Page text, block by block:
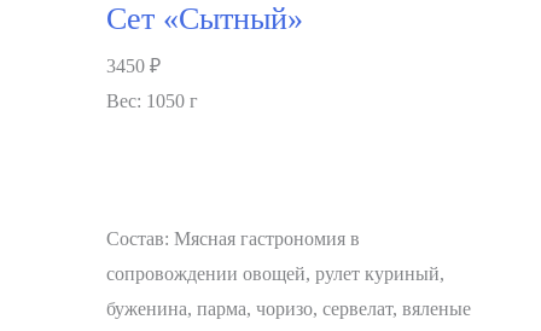
Сет «Сытный»
3450 ₽
Вес: 1050 г
Состав: Мясная гастрономия в
сопровождении овощей, рулет куриный,
буженина, парма, чоризо, сервелат, вяленые